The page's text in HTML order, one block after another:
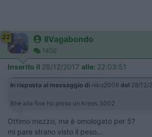
22 IlVagabondo
1450
Inserito il 28/12/2017 alle: 22:03:51
In risposta al messaggio di niko2008 del 28/12/
Bhe alla fine ho preso un Kreos 3002
Ottimo mezzo, ma è omologato per 5?
mi pare strano visto il peso...